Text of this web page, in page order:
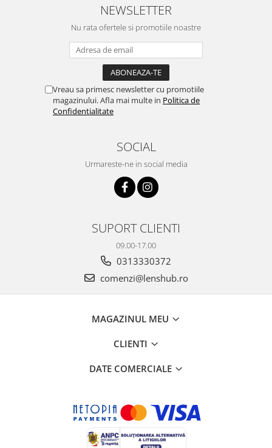
NEWSLETTER
Nu rata ofertele si promotiile noastre
Vreau sa primesc newsletter cu promotiile
magazinului. Afla mai multe in Politica de
Confidentialitate
SOCIAL
Urmareste-ne in social media
SUPORT CLIENTI
09.00-17.00
0313330372
comenzi@lenshub.ro
MAGAZINUL MEU
CLIENTI
DATE COMERCIALE